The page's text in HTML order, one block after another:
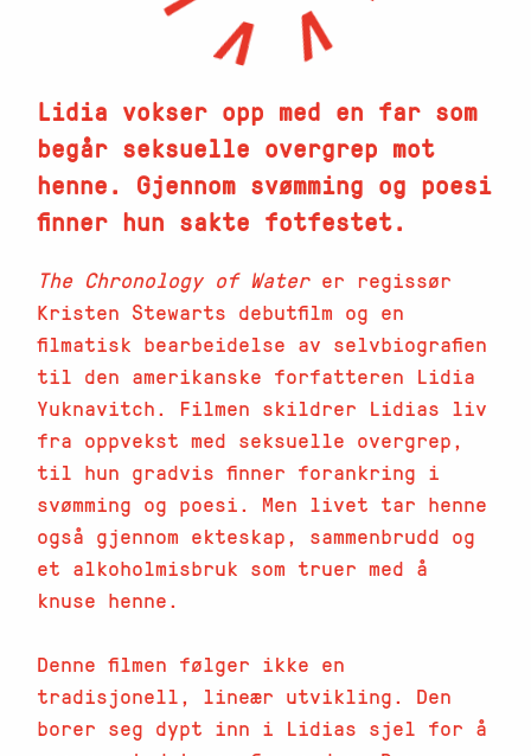
Lidia vokser opp med en far som
begår seksuelle overgrep mot
henne. Gjennom svømming og poesi
finner hun sakte fotfestet.
The Chronology of Waterer regissør
Kristen Stewarts debutfilm og en
filmatisk bearbeidelse av selvbiografien
til den amerikanske forfatteren Lidia
Yuknavitch. Filmen skildrer Lidias liv
fra oppvekst med seksuelle overgrep,
til hun gradvis finner forankring i
svømming og poesi. Men livet tar henne
også gjennom ekteskap, sammenbrudd og
et alkoholmisbruk som truer med å
knuse henne.
Denne filmen følger ikke en
tradisjonell, lineær utvikling. Den
borer seg dypt inn i Lidias sjel for å